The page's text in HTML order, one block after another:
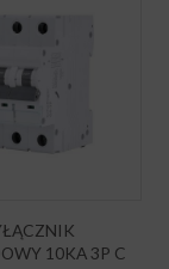
10KA 3P C